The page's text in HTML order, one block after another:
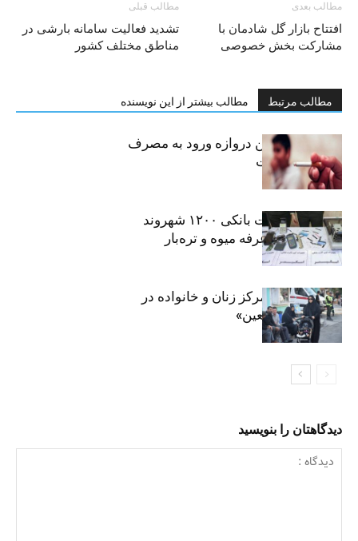
مطالب قبلی
تشدید فعالیت سامانه بارشی در
مناطق مختلف کشور
مطالب بعدی
افتتاح بازار گل شادمان با
مشارکت بخش خصوصی
مطالب مرتبط مطالب بیشتر از این نویسنده
سیگار، مهمترین دروازه ورود به مصرف
موادمخدر است
افشای اطلاعات بانکی ۱۲۰۰ شهروند
تهرانی در یک غرفه میوه و تره‌بار
روایت حضور مرکز زنان و خانواده در
«جاماندگان اربعین»
دیدگاهتان را بنویسید